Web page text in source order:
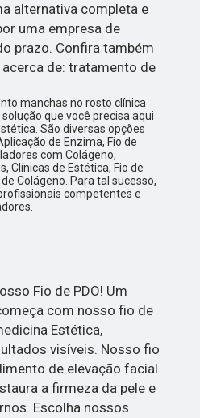
alternativa completa e
uma empresa de
prazo. Confira também
de: tratamento de
manchas no rosto clínica
que você precisa aqui
São diversas opções
de Enzima, Fio de
com Colágeno,
Clínicas de Estética, Fio de
Colágeno. Para tal sucesso,
competentes e
Fio de PDO! Um
com nosso fio de
Estética,
visíveis. Nosso fio
de elevação facial
a firmeza da pele e
Escolha nossos